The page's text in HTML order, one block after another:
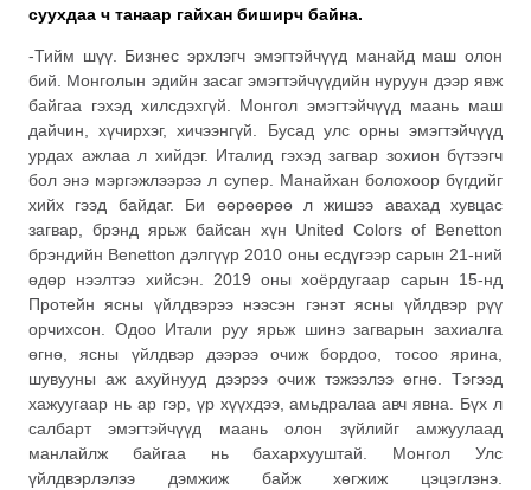
суухдаа ч танаар гайхан биширч байна.
-Тийм шүү. Бизнес эрхлэгч эмэгтэйчүүд манайд маш олон
бий. Монголын эдийн засаг эмэгтэйчүүдийн нуруун дээр явж
байгаа гэхэд хилсдэхгүй. Монгол эмэгтэйчүүд маань маш
дайчин, хүчирхэг, хичээнгүй. Бусад улс орны эмэгтэйчүүд
урдах ажлаа л хийдэг. Италид гэхэд загвар зохион бүтээгч
бол энэ мэргэжлээрээ л супер. Манайхан болохоор бүгдийг
хийх гээд байдаг. Би өөрөөрөө л жишээ авахад хувцас
загвар, брэнд ярьж байсан хүн United Сolors of Вenetton
брэндийн Benetton дэлгүүр 2010 оны есдүгээр сарын 21-ний
өдөр нээлтээ хийсэн. 2019 оны хоёрдугаар сарын 15-нд
Протейн ясны үйлдвэрээ нээсэн гэнэт ясны үйлдвэр рүү
орчихсон. Одоо Итали руу ярьж шинэ загварын захиалга
өгнө, ясны үйлдвэр дээрээ очиж бордоо, тосоо ярина,
шувууны аж ахуйнууд дээрээ очиж тэжээлээ өгнө. Тэгээд
хажуугаар нь ар гэр, үр хүүхдээ, амьдралаа авч явна. Бүх л
салбарт эмэгтэйчүүд маань олон зүйлийг амжуулаад
манлайлж байгаа нь бахархууштай. Монгол Улс
үйлдвэрлэлээ дэмжиж байж хөгжиж цэцэглэнэ.